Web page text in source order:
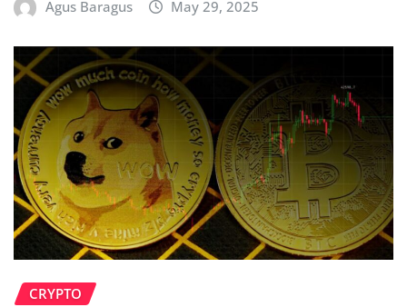
Agus Baragus May 29, 2025
CRYPTO